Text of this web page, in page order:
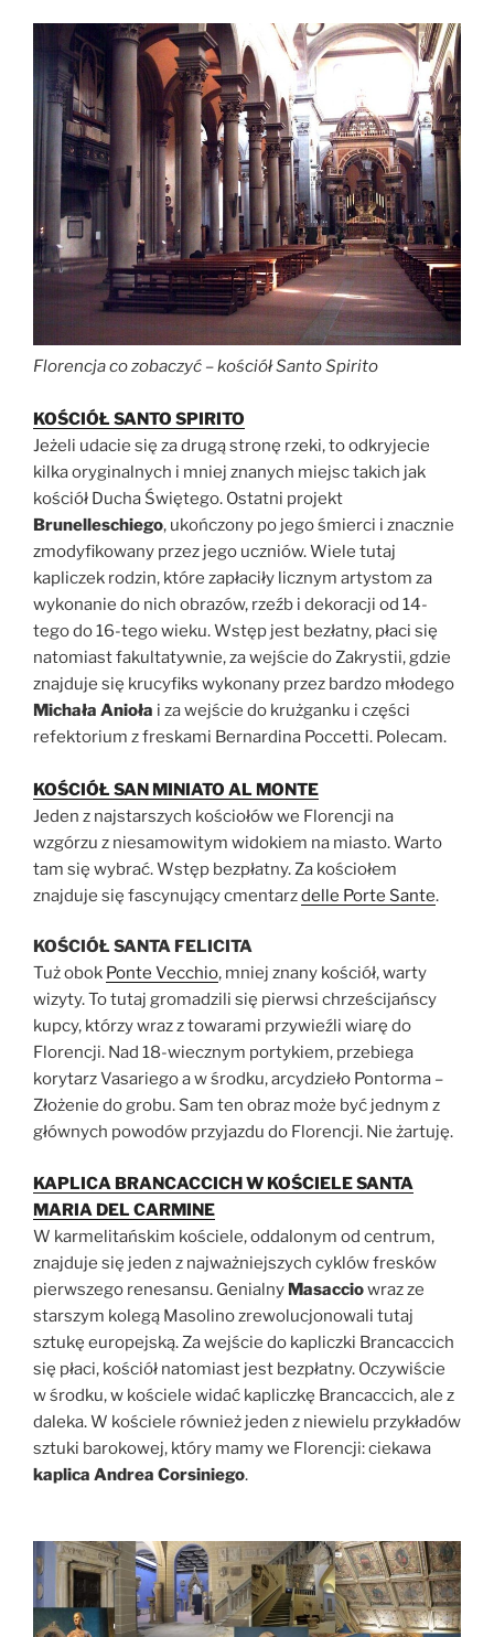
Florencja co zobaczyć – kościół Santo Spirito
KOŚCIÓŁ SANTO SPIRITO
Jeżeli udacie się za drugą stronę rzeki, to odkryjecie
kilka oryginalnych i mniej znanych miejsc takich jak
kościół Ducha Świętego. Ostatni projekt
Brunelleschiego, ukończony po jego śmierci i znacznie
zmodyfikowany przez jego uczniów. Wiele tutaj
kapliczek rodzin, które zapłaciły licznym artystom za
wykonanie do nich obrazów, rzeźb i dekoracji od 14-
tego do 16-tego wieku. Wstęp jest bezłatny, płaci się
natomiast fakultatywnie, za wejście do Zakrystii, gdzie
znajduje się krucyfiks wykonany przez bardzo młodego
Michała Anioła i za wejście do krużganku i części
refektorium z freskami Bernardina Poccetti. Polecam.
KOŚCIÓŁ SAN MINIATO AL MONTE
Jeden z najstarszych kościołów we Florencji na
wzgórzu z niesamowitym widokiem na miasto. Warto
tam się wybrać. Wstęp bezpłatny. Za kościołem
znajduje się fascynujący cmentarzdelle Porte Sante.
KOŚCIÓŁ SANTA FELICITA
Tuż obok Ponte Vecchio, mniej znany kościół, warty
wizyty. To tutaj gromadzili się pierwsi chrześcijańscy
kupcy, którzy wraz z towarami przywieźli wiarę do
Florencji. Nad 18-wiecznym portykiem, przebiega
korytarz Vasariego a w środku, arcydzieło Pontorma –
Złożenie do grobu. Sam ten obraz może być jednym z
głównych powodów przyjazdu do Florencji. Nie żartuję.
KAPLICA BRANCACCICH W KOŚCIELE SANTA
MARIA DEL CARMINE
W karmelitańskim kościele, oddalonym od centrum,
znajduje się jeden z najważniejszych cyklów fresków
pierwszego renesansu. Genialny Masacciowraz ze
starszym kolegą Masolino zrewolucjonowali tutaj
sztukę europejską. Za wejście do kapliczki Brancaccich
się płaci, kościół natomiast jest bezpłatny. Oczywiście
w środku, w kościele widać kapliczkę Brancaccich, ale z
daleka. W kościele również jeden z niewielu przykładów
sztuki barokowej, który mamy we Florencji: ciekawa
kaplica Andrea Corsiniego.